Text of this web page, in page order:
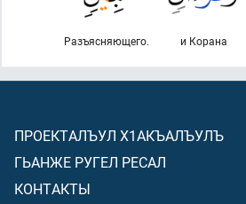
и Корана
Разъясняющего.
ПРОЕКТАЛЪУЛ Х1АКЪАЛЪУЛЪ
ГЬАНЖЕ РУГЕЛ РЕСАЛ
КОНТАКТЫ